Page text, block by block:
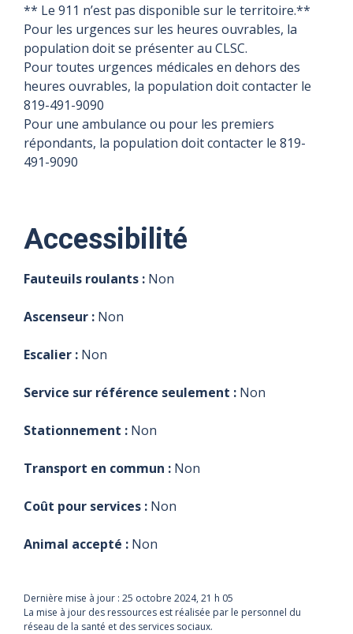
** Le 911 n’est pas disponible sur le territoire.**
Pour les urgences sur les heures ouvrables, la
population doit se présenter au CLSC.
Pour toutes urgences médicales en dehors des
heures ouvrables, la population doit contacter le
819-491-9090
Pour une ambulance ou pour les premiers
répondants, la population doit contacter le 819-
491-9090
Accessibilité
Fauteuils roulants : Non
Ascenseur : Non
Escalier : Non
Service sur référence seulement : Non
Stationnement : Non
Transport en commun : Non
Coût pour services : Non
Animal accepté : Non
Dernière mise à jour : 25 octobre 2024, 21 h 05
La mise à jour des ressources est réalisée par le personnel du
réseau de la santé et des services sociaux.